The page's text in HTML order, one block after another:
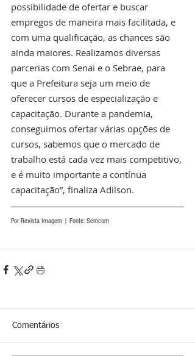
possibilidade de ofertar e buscar
empregos de maneira mais facilitada, e
com uma qualificação, as chances são
ainda maiores. Realizamos diversas
parcerias com Senai e o Sebrae, para
que a Prefeitura seja um meio de
oferecer cursos de especialização e
capacitação. Durante a pandemia,
conseguimos ofertar várias opções de
cursos, sabemos que o mercado de
trabalho está cada vez mais competitivo,
e é muito importante a contínua
capacitação”, finaliza Adilson.
Por Revista Imagem | Fonte: Semcom
Comentários